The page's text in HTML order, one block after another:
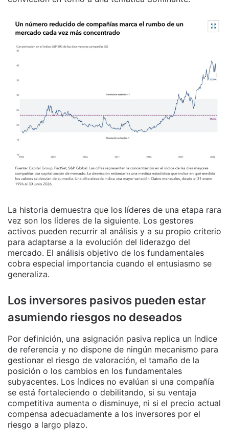
La historia demuestra que los líderes de una etapa rara
vez son los líderes de la siguiente. Los gestores
activos pueden recurrir al análisis y a su propio criterio
para adaptarse a la evolución del liderazgo del
mercado. El análisis objetivo de los fundamentales
cobra especial importancia cuando el entusiasmo se
generaliza.
Los inversores pasivos pueden estar
asumiendo riesgos no deseados
Por definición, una asignación pasiva replica un índice
de referencia y no dispone de ningún mecanismo para
gestionar el riesgo de valoración, el tamaño de la
posición o los cambios en los fundamentales
subyacentes. Los índices no evalúan si una compañía
se está fortaleciendo o debilitando, si su ventaja
competitiva aumenta o disminuye, ni si el precio actual
compensa adecuadamente a los inversores por el
riesgo a largo plazo.